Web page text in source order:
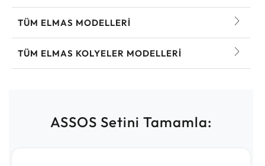
TÜM ELMAS MODELLERI
TÜM ELMAS KOLYELER MODELLERI
ASSOS Setini Tamamla: